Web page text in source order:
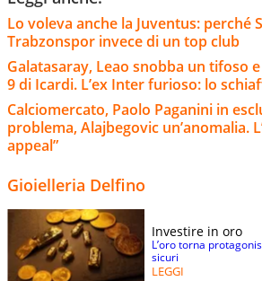
Lo voleva anche la Juventus: perché
Trabzonspor invece di un top club
Galatasaray, Leao snobba un tifoso
9 di Icardi. L’ex Inter furioso: lo
Calciomercato, Paolo Paganini in
problema, Alajbegovic un’anomalia.
appeal”
Gioielleria Delfino
Investire in oro
L’oro torna
sicuri
LEGGI